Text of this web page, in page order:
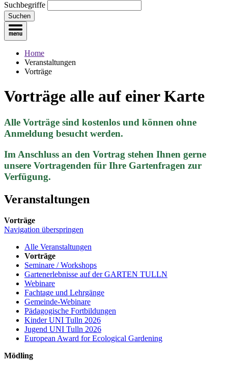
Suchbegriffe
Suchen
Home
Veranstaltungen
Vorträge
Vorträge alle auf einer Karte
Alle Vorträge sind kostenlos und können ohne
Anmeldung besucht werden.
Im Anschluss an den Vortrag stehen Ihnen gerne
unsere Vortragenden für Ihre Gartenfragen zur
Verfügung.
Veranstaltungen
Vorträge
Navigation überspringen
Alle Veranstaltungen
Vorträge
Seminare / Workshops
Gartenerlebnisse auf der GARTEN TULLN
Webinare
Fachtage und Lehrgänge
Gemeinde-Webinare
Pädagogische Fortbildungen
Kinder UNI Tulln 2026
Jugend UNI Tulln 2026
European Award for Ecological Gardening
Mödling